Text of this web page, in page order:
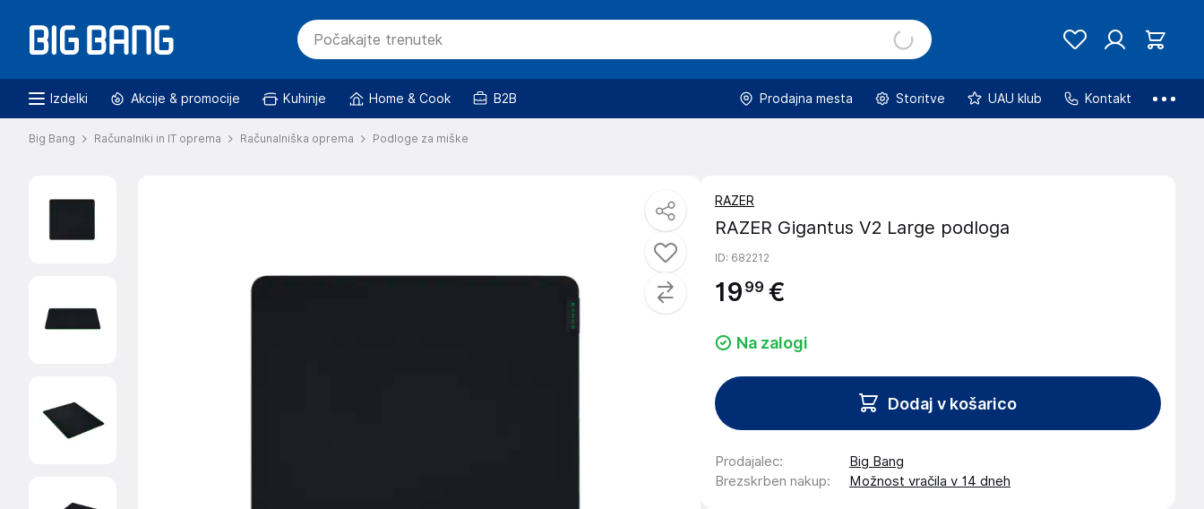
Izdelki Akcije & promocije Kuhinje Home & Cook B2B Prodajna mesta Storitve UAU klub Kontakt
Big Bang Računalniki in IT oprema Računalniška oprema Podloge za miške
RAZER
RAZER Gigantus V2 Large podloga
ID: 682212
19 99 €
Na zalogi
Dodaj v košarico
Prodajalec:
Big Bang
Brezskrben nakup: Možnost vračila v 14 dneh